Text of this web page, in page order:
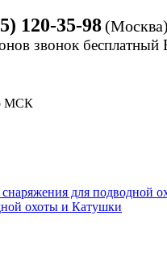
120-35-98(Москва)
звонок бесплатный
МСК
для подводной
охоты и Катушки